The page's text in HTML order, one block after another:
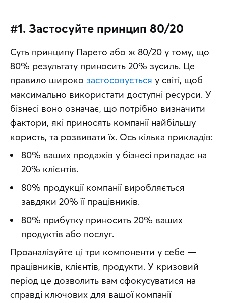
#1. Застосуйте принцип 80/20
Суть принципу Парето або ж 80/20 у тому, що
80% результату приносить 20% зусиль. Це
правило широко застосовується у світі, щоб
максимально використати доступні ресурси. У
бізнесі воно означає, що потрібно визначити
фактори, які приносять компанії найбільшу
користь, та розвивати їх. Ось кілька прикладів:
80% ваших продажів у бізнесі припадає на
20% клієнтів.
80% продукції компанії виробляється
завдяки 20% її працівників.
80% прибутку приносить 20% ваших
продуктів або послуг.
Проаналізуйте ці три компоненти у себе —
працівників, клієнтів, продукти. У кризовий
період це дозволить вам сфокусуватися на
справді ключових для вашої компанії